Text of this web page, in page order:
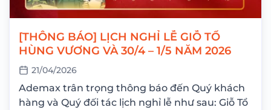
[THÔNG BÁO] LỊCH NGHỈ LỄ GIỖ TỔ
HÙNG VƯƠNG VÀ 30/4 – 1/5 NĂM 2026
21/04/2026
Ademax trân trọng thông báo đến Quý khách
hàng và Quý đối tác lịch nghỉ lễ như sau: Giỗ Tổ